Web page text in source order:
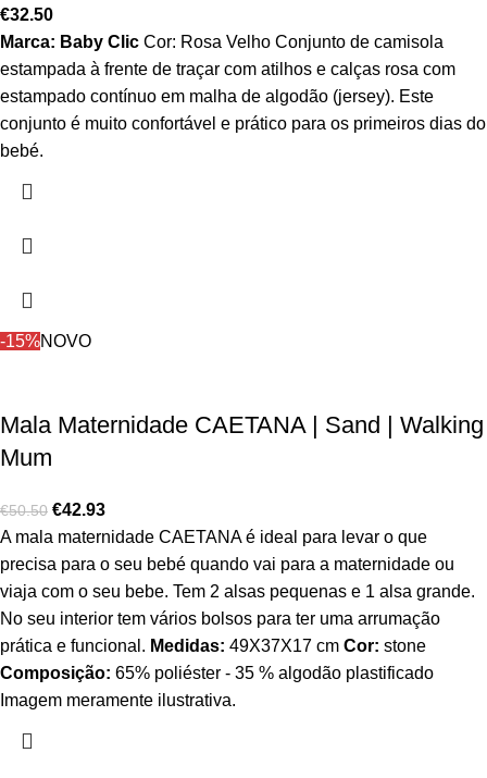
€32.50
Marca: Baby Clic Cor: Rosa Velho Conjunto de camisola
estampada à frente de traçar com atilhos e calças rosa com
estampado contínuo em malha de algodão (jersey). Este
conjunto é muito confortável e prático para os primeiros dias do
bebé.
-15%NOVO
Mala Maternidade CAETANA | Sand | Walking
Mum
€50.50 €42.93
A mala maternidade CAETANA é ideal para levar o que
precisa para o seu bebé quando vai para a maternidade ou
viaja com o seu bebe. Tem 2 alsas pequenas e 1 alsa grande.
No seu interior tem vários bolsos para ter uma arrumação
prática e funcional. Medidas: 49X37X17 cm Cor: stone
Composição: 65% poliéster - 35 % algodão plastificado
Imagem meramente ilustrativa.